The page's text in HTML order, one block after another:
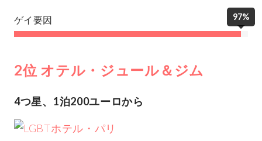
ゲイ要因 97%
2位 オテル・ジュール＆ジム
4つ星、1泊200ユーロから